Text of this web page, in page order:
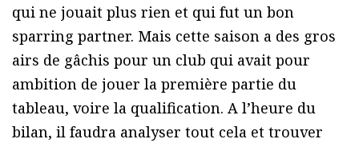
qui ne jouait plus rien et qui fut un bon
sparring partner. Mais cette saison a des gros
airs de gâchis pour un club qui avait pour
ambition de jouer la première partie du
tableau, voire la qualification. A l’heure du
bilan, il faudra analyser tout cela et trouver